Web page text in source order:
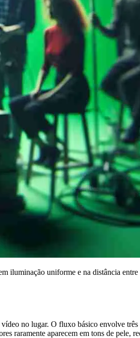
iluminação uniforme e na distância
no lugar. O fluxo básico envolve
raramente aparecem em tons de pele,